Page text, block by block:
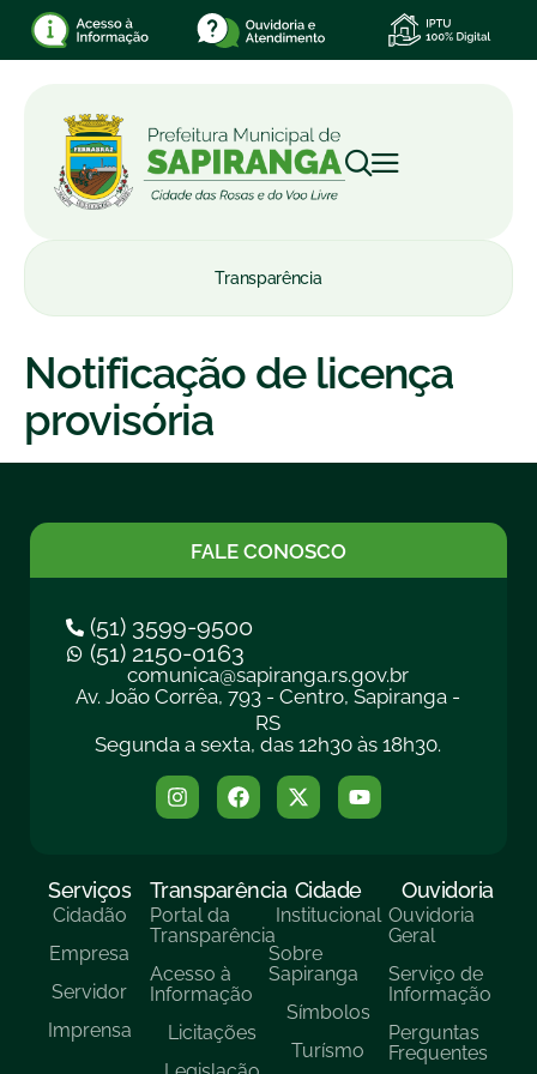
Transparência
Notificação de licença
provisória
FALE CONOSCO
(51) 3599-9500
(51) 2150-0163
comunica@sapiranga.rs.gov.br
Av. João Corrêa, 793 - Centro, Sapiranga -
RS
Segunda a sexta, das 12h30 às 18h30.
Serviços
Cidadão
Empresa
Servidor
Imprensa
Transparência
Portal da
Transparência
Acesso à
Informação
Licitações
Cidade
Institucional
Sobre
Sapiranga
Símbolos
Turísmo
Ouvidoria
Ouvidoria
Geral
Serviço de
Informação
Perguntas
Frequentes